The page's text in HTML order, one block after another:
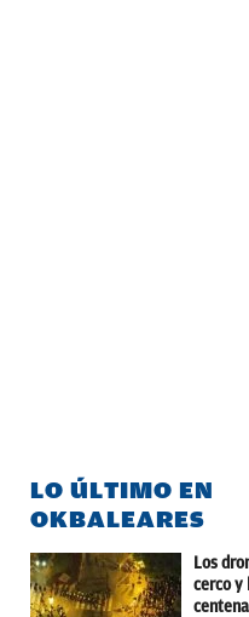
LO ÚLTIMO EN
OKBALEARES
Los
cerco y